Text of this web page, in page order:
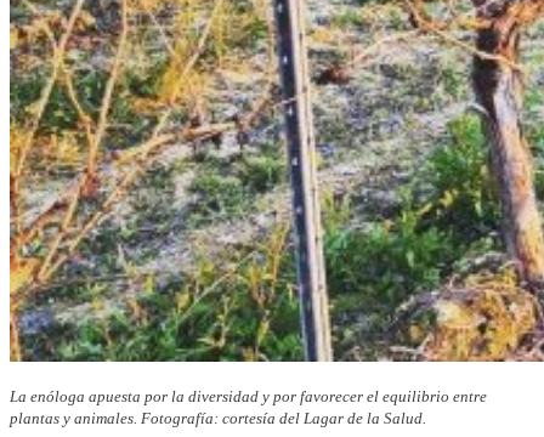
La enóloga apuesta por la diversidad y por favorecer el equilibrio entre
plantas y animales. Fotografía: cortesía del Lagar de la Salud.